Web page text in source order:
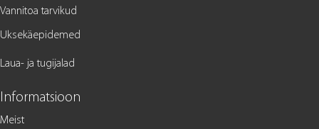
Vannitoa tarvikud
Uksekäepidemed
Laua- ja tugijalad
Informatsioon
Meist